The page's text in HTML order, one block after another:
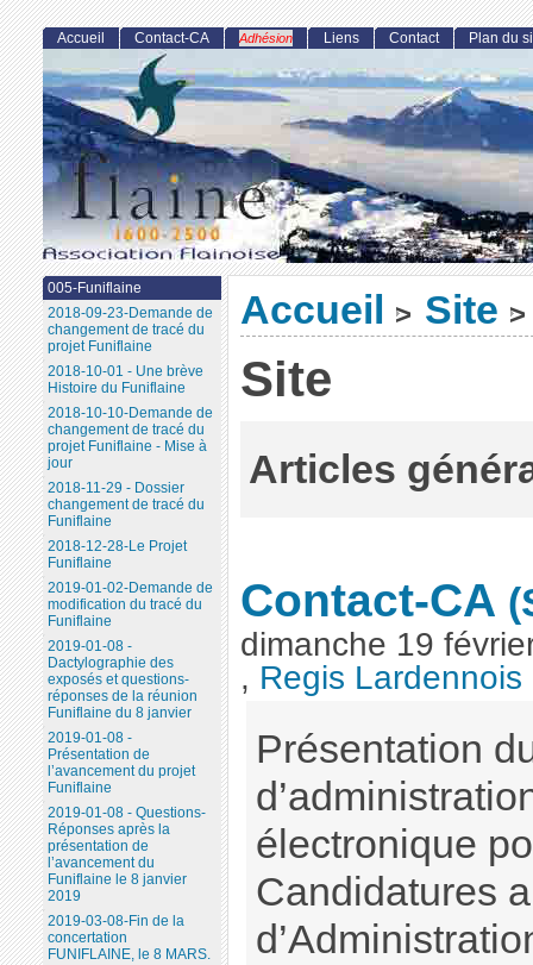
Accueil > Site >
Site
Articles
Contact-CA
dimanche 19
, Regis Lardennois
Présentation
électronique
Candidatures
Accueil Contact-CA Adhésion Liens Contact Plan du
005-Funiflaine
2018-09-23-Demande de
changement de tracé du
projet Funiflaine
2018-10-01 - Une brève
Histoire du Funiflaine
2018-10-10-Demande de
changement de tracé du
projet Funiflaine - Mise à
jour
2018-11-29 - Dossier
changement de tracé du
Funiflaine
2018-12-28-Le Projet
Funiflaine
2019-01-02-Demande de
modification du tracé du
Funiflaine
2019-01-08 -
Dactylographie des
exposés et questions-
réponses de la réunion
Funiflaine du 8 janvier
2019-01-08 -
Présentation de
l’avancement du projet
Funiflaine
2019-01-08 - Questions-
Réponses après la
présentation de
l’avancement du
Funiflaine le 8 janvier
2019
2019-03-08-Fin de la
concertation
FUNIFLAINE, le 8 MARS.